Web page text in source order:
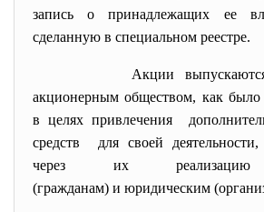
запись о принадлежащих ее
сделанную в специальном реестре.
Акции
акционерным обществом, как
в целях привлечения
средств для своей деятельности,
через их реализацию
(гражданам) и юридическим (